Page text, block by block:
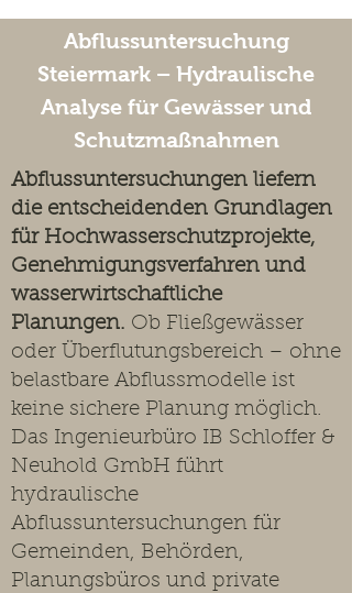
Abflussuntersuchung
Steiermark – Hydraulische
Analyse für Gewässer und
Schutzmaßnahmen
Abflussuntersuchungen liefern
die entscheidenden Grundlagen
für Hochwasserschutzprojekte,
Genehmigungsverfahren und
wasserwirtschaftliche
Planungen. Ob Fließgewässer
oder Überflutungsbereich – ohne
belastbare Abflussmodelle ist
keine sichere Planung möglich.
Das Ingenieurbüro IB Schloffer &
Neuhold GmbH führt
hydraulische
Abflussuntersuchungen für
Gemeinden, Behörden,
Planungsbüros und private